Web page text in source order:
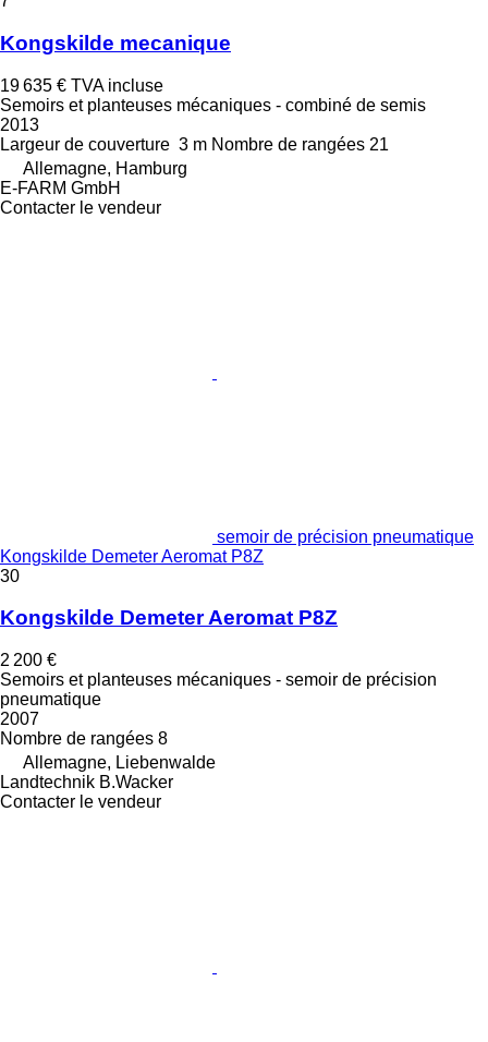
Kongskilde mecanique
19 635 € TVA incluse
Semoirs et planteuses mécaniques - combiné de semis
2013
Largeur de couverture 3 m Nombre de rangées 21
Allemagne, Hamburg
E-FARM GmbH
Contacter le vendeur
semoir de précision pneumatique
Kongskilde Demeter Aeromat P8Z
30
Kongskilde Demeter Aeromat P8Z
2 200 €
Semoirs et planteuses mécaniques - semoir de précision
pneumatique
2007
Nombre de rangées 8
Allemagne, Liebenwalde
Landtechnik B.Wacker
Contacter le vendeur